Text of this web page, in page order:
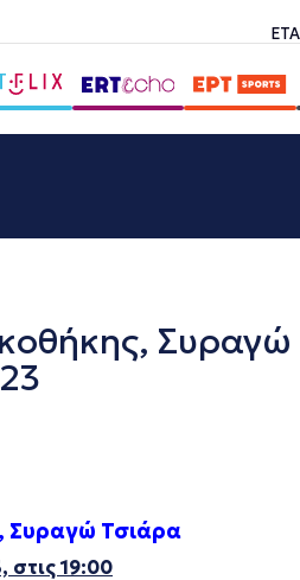
Συραγώ
Συραγώ Τσιάρα
στις 19:00